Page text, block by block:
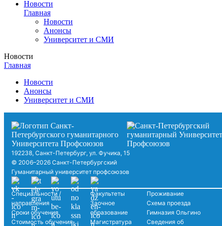
Новости
Главная
Новости
Анонсы
Университет и СМИ
Новости
Главная
Новости
Анонсы
Университет и СМИ
192238, Санкт-Петербург, ул. Фучика, 15
© 2006–2026 Санкт-Петербургский
Гуманитарный университет профсоюзов
Специальности /
направления
Сроки обучения
Стоимость обучения
Факультеты
Заочное
образование
Магистратура
Проживание
Схема проезда
Гимназия Ольгино
Сведения об